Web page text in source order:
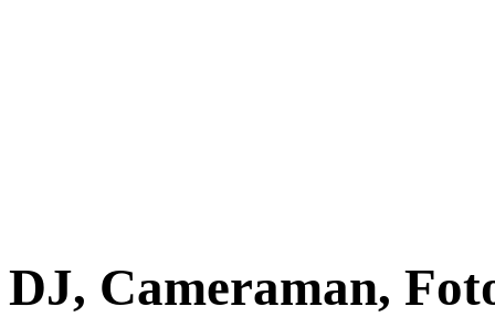
DJ, Cameraman,